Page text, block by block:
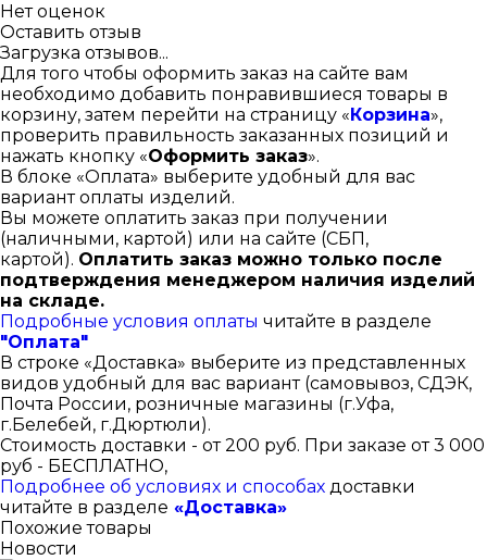
Нет оценок
Оставить отзыв
Загрузка отзывов...
Для того чтобы оформить заказ на сайте вам
необходимо добавить понравившиеся товары в
корзину, затем перейти на страницу «Корзина»,
проверить правильность заказанных позиций и
нажать кнопку «Оформить заказ».
В блоке «Оплата» выберите удобный для вас
вариант оплаты изделий.
Вы можете оплатить заказ при получении
(наличными, картой) или на сайте (СБП,
картой). Оплатить заказ можно только после
подтверждения менеджером наличия изделий
на складе.
Подробные условия оплаты читайте в разделе
"Оплата"
В строке «Доставка» выберите из представленных
видов удобный для вас вариант (самовывоз, СДЭК,
Почта России, розничные магазины (г.Уфа,
г.Белебей, г.Дюртюли).
Стоимость доставки - от 200 руб. При заказе от 3 000
руб - БЕСПЛАТНО,
Подробнее об условиях и способах доставки
читайте в разделе «Доставка»
Похожие товары
Новости